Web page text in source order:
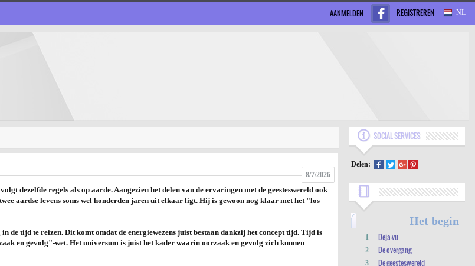
AANMELDEN REGISTREREN NL
8/7/2026
dezelfde regels als op aarde. Aangezien het delen van de ervaringen met de geesteswereld ook
aardse levens soms wel honderden jaren uit elkaar ligt. Hij is gewoon nog klaar met het "los
de tijd te reizen. Dit komt omdat de energiewezens juist bestaan dankzij het concept tijd. Tijd is
en gevolg"-wet. Het universum is juist het kader waarin oorzaak en gevolg zich kunnen
SOCIAL SERVICES
Delen:
Het begin
1 Deja-vu
2 De overgang
3 De geesteswereld